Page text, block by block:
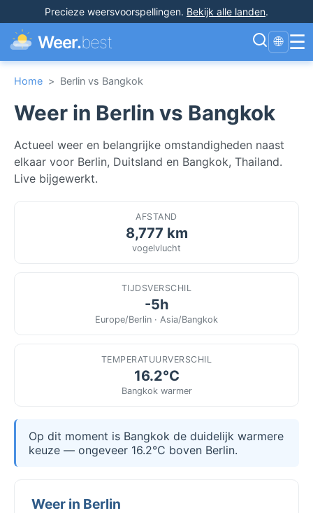
Precieze weersvoorspellingen. Bekijk alle landen.
Weer.best 🌐 ☰
Home > Berlin vs Bangkok
Weer in Berlin vs Bangkok
Actueel weer en belangrijke omstandigheden naast
elkaar voor Berlin, Duitsland en Bangkok, Thailand.
Live bijgewerkt.
AFSTAND
8,777 km
vogelvlucht
TIJDSVERSCHIL
-5h
Europe/Berlin · Asia/Bangkok
TEMPERATUURVERSCHIL
16.2°C
Bangkok warmer
Op dit moment is Bangkok de duidelijk warmere
keuze — ongeveer 16.2°C boven Berlin.
Weer in Berlin